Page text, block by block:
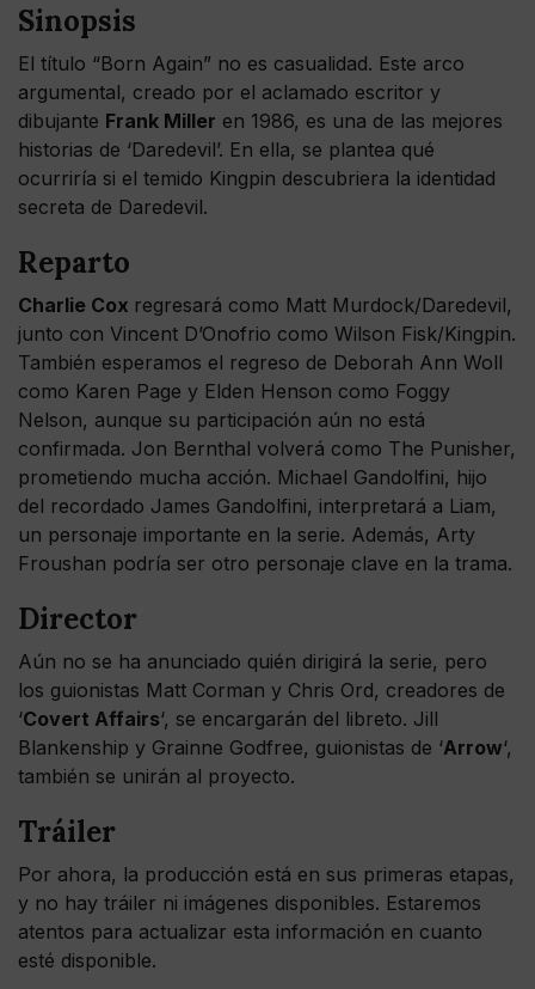
Sinopsis
El título “Born Again” no es casualidad. Este arco
argumental, creado por el aclamado escritor y
dibujante Frank Miller en 1986, es una de las mejores
historias de ‘Daredevil’. En ella, se plantea qué
ocurriría si el temido Kingpin descubriera la identidad
secreta de Daredevil.
Reparto
Charlie Cox regresará como Matt Murdock/Daredevil,
junto con Vincent D’Onofrio como Wilson Fisk/Kingpin.
También esperamos el regreso de Deborah Ann Woll
como Karen Page y Elden Henson como Foggy
Nelson, aunque su participación aún no está
confirmada. Jon Bernthal volverá como The Punisher,
prometiendo mucha acción. Michael Gandolfini, hijo
del recordado James Gandolfini, interpretará a Liam,
un personaje importante en la serie. Además, Arty
Froushan podría ser otro personaje clave en la trama.
Director
Aún no se ha anunciado quién dirigirá la serie, pero
los guionistas Matt Corman y Chris Ord, creadores de
‘Covert Affairs‘, se encargarán del libreto. Jill
Blankenship y Grainne Godfree, guionistas de ‘Arrow‘,
también se unirán al proyecto.
Tráiler
Por ahora, la producción está en sus primeras etapas,
y no hay tráiler ni imágenes disponibles. Estaremos
atentos para actualizar esta información en cuanto
esté disponible.